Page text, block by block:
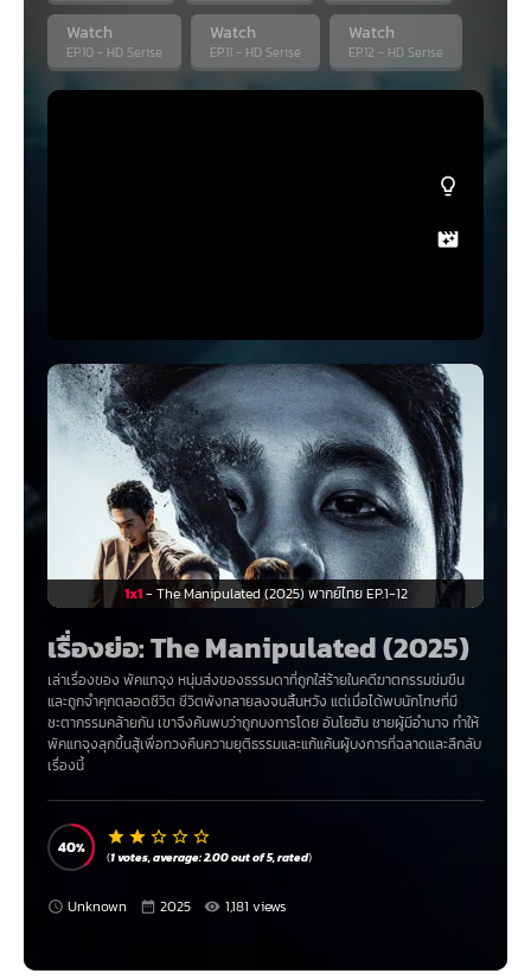
Watch
EP.10 - HD Serise
Watch
EP.11 - HD Serise
Watch
EP.12 - HD Serise
1x1- The Manipulated (2025) พากย์ไทย EP.1-12
เรื่องย่อ: The Manipulated (2025)
เล่าเรื่องของ พัคแทจุง หนุ่มส่งของธรรมดาที่ถูกใส่ร้ายในคดีฆาตกรรมข่มขืน
และถูกจำคุกตลอดชีวิต ชีวิตพังทลายลงจนสิ้นหวัง แต่เมื่อได้พบนักโทษที่มี
ชะตากรรมคล้ายกัน เขาจึงค้นพบว่าถูกบงการโดย อันโยฮัน ชายผู้มีอำนาจ ทำให้
พัคแทจุงลุกขึ้นสู้เพื่อทวงคืนความยุติธรรมและแก้แค้นผู้บงการที่ฉลาดและลึกลับ
เรื่องนี้
40 (1votes, average:2.00out of 5,rated)
Unknown 2025 1,181 views